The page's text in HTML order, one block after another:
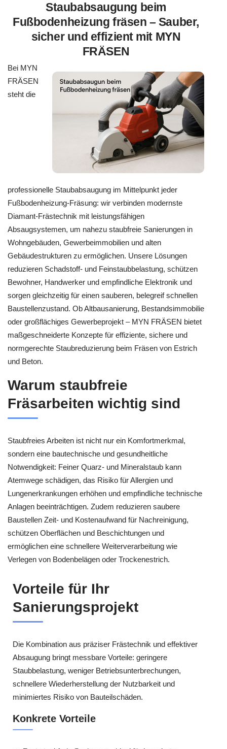
Staubabsaugung beim
Fußbodenheizung fräsen – Sauber,
sicher und effizient mit MYN
FRÄSEN
Bei MYN
FRÄSEN
steht die
professionelle Staubabsaugung im Mittelpunkt jeder
Fußbodenheizung-Fräsung: wir verbinden modernste
Diamant-Frästechnik mit leistungsfähigen
Absaugsystemen, um nahezu staubfreie Sanierungen in
Wohngebäuden, Gewerbeimmobilien und alten
Gebäudestrukturen zu ermöglichen. Unsere Lösungen
reduzieren Schadstoff- und Feinstaubbelastung, schützen
Bewohner, Handwerker und empfindliche Elektronik und
sorgen gleichzeitig für einen sauberen, belegreif schnellen
Baustellenzustand. Ob Altbausanierung, Bestandsimmobilie
oder großflächiges Gewerbeprojekt – MYN FRÄSEN bietet
maßgeschneiderte Konzepte für effiziente, sichere und
normgerechte Staubreduzierung beim Fräsen von Estrich
und Beton.
Warum staubfreie
Fräsarbeiten wichtig sind
Staubfreies Arbeiten ist nicht nur ein Komfortmerkmal,
sondern eine bautechnische und gesundheitliche
Notwendigkeit: Feiner Quarz- und Mineralstaub kann
Atemwege schädigen, das Risiko für Allergien und
Lungenerkrankungen erhöhen und empfindliche technische
Anlagen beeinträchtigen. Zudem reduzieren saubere
Baustellen Zeit- und Kostenaufwand für Nachreinigung,
schützen Oberflächen und Beschichtungen und
ermöglichen eine schnellere Weiterverarbeitung wie
Verlegen von Bodenbelägen oder Trockenestrich.
Vorteile für Ihr
Sanierungsprojekt
Die Kombination aus präziser Frästechnik und effektiver
Absaugung bringt messbare Vorteile: geringere
Staubbelastung, weniger Betriebsunterbrechungen,
schnellere Wiederherstellung der Nutzbarkeit und
minimiertes Risiko von Bauteilschäden.
Konkrete Vorteile